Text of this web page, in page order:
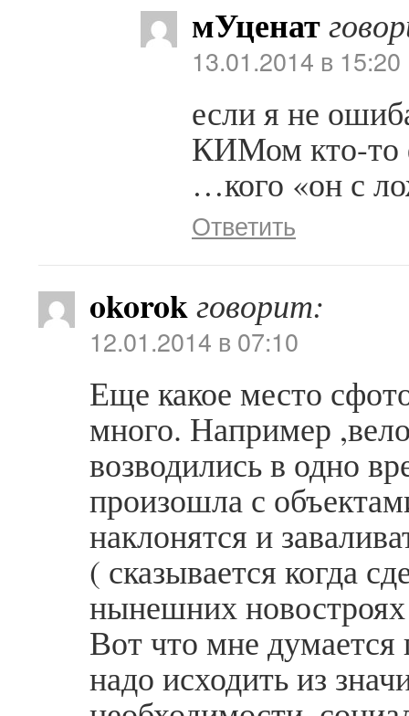
мУценат
13.01.2014 в 15:20
если я не
КИМом кто-то
…кого «он с
Ответить
okorokговорит:
12.01.2014 в 07:10
Еще какое место
много. Например
возводились в одно
произошла с
наклонятся и
( сказывается когда
нынешних
Вот что мне
надо исходить из